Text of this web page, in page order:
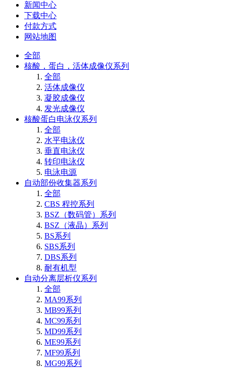
新闻中心
下载中心
付款方式
网站地图
全部
核酸，蛋白，活体成像仪系列
全部
活体成像仪
凝胶成像仪
发光成像仪
核酸蛋白电泳仪系列
全部
水平电泳仪
垂直电泳仪
转印电泳仪
电泳电源
自动部份收集器系列
全部
CBS 程控系列
BSZ（数码管）系列
BSZ（液晶）系列
BS系列
SBS系列
DBS系列
耐有机型
自动分离层析仪系列
全部
MA99系列
MB99系列
MC99系列
MD99系列
ME99系列
MF99系列
MG99系列